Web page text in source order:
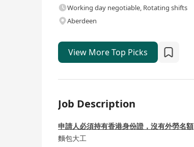
Working day negotiable, Rotating shifts
Aberdeen
View More Top Picks
Job Description
申請人必須持有香港身份證，沒有外勞名額
麵包大工